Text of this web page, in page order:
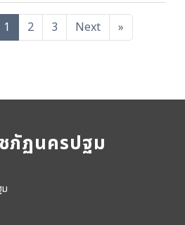
1 2 3 Next »
ภัฏนครปฐม